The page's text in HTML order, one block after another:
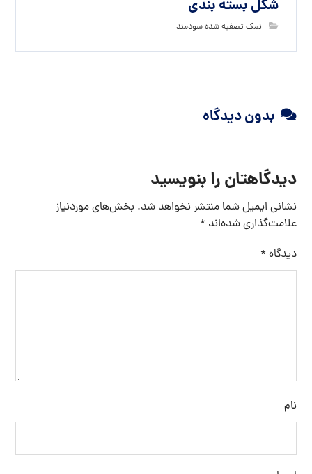
شکل بسته بندی
نمک تصفیه شده سودمند
بدون دیدگاه
دیدگاهتان را بنویسید
نشانی ایمیل شما منتشر نخواهد شد. بخش‌های موردنیاز
علامت‌گذاری شده‌اند *
دیدگاه *
نام